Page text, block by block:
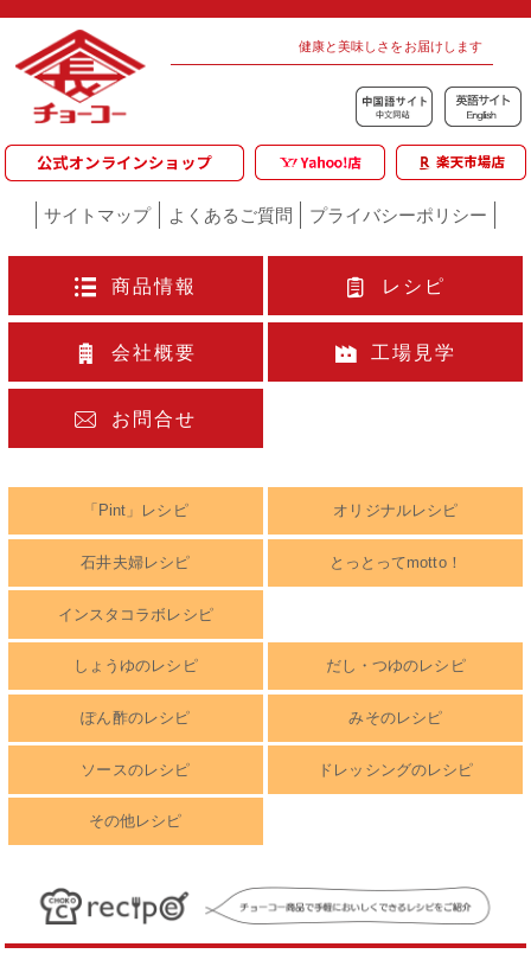
健康と美味しさをお届けします
サイトマップ よくあるご質問 プライバシーポリシー
商品情報 レシピ
会社概要 工場見学
お問合せ
「Pint」レシピ オリジナルレシピ
石井夫婦レシピ とっとってmotto！
インスタコラボレシピ
しょうゆのレシピ だし・つゆのレシピ
ぽん酢のレシピ みそのレシピ
ソースのレシピ ドレッシングのレシピ
その他レシピ